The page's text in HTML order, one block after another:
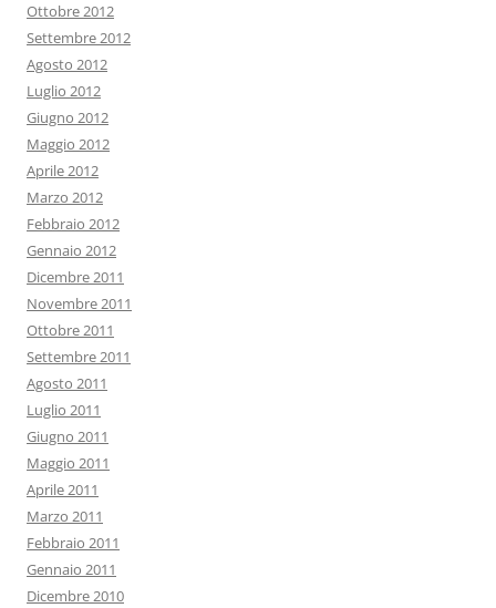
Ottobre 2012
Settembre 2012
Agosto 2012
Luglio 2012
Giugno 2012
Maggio 2012
Aprile 2012
Marzo 2012
Febbraio 2012
Gennaio 2012
Dicembre 2011
Novembre 2011
Ottobre 2011
Settembre 2011
Agosto 2011
Luglio 2011
Giugno 2011
Maggio 2011
Aprile 2011
Marzo 2011
Febbraio 2011
Gennaio 2011
Dicembre 2010